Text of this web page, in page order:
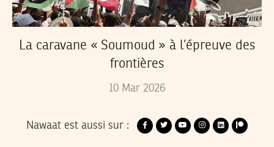
La caravane « Soumoud » à l’épreuve des
frontières
10 Mar 2026
Nawaat est aussi sur :